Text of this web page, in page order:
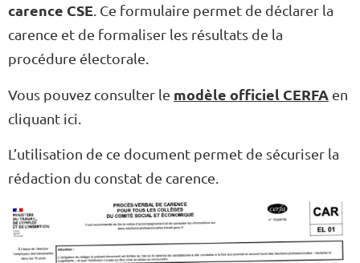
carence CSE. Ce formulaire permet de déclarer la
carence et de formaliser les résultats de la
procédure électorale.
Vous pouvez consulter le modèle officiel CERFA en
cliquant ici.
L’utilisation de ce document permet de sécuriser la
rédaction du constat de carence.